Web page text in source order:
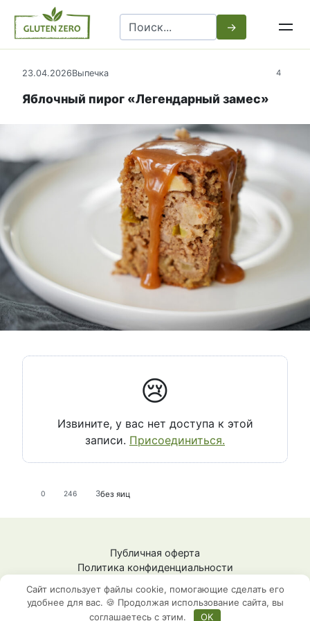
контенту
Search
for:
4
23.04.2026Выпечка
Яблочный пирог «Легендарный замес»
😢
Извините, у вас нет доступа к этой
записи. Присоединиться.
0 246 3без яиц
Публичная оферта
Политика конфиденциальности
ИНН: 592009148101
Сайт использует файлы cookie, помогающие сделать его
удобнее для вас. 🍪 Продолжая использование сайта, вы
соглашаетесь с этим.
OK